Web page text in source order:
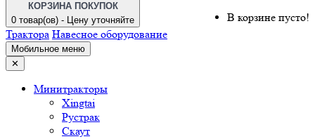
КОРЗИНА ПОКУПОК
0 товар(ов) - Цену уточняйте
В корзине пусто!
Трактора Навесное оборудование
Мобильное меню
✕
Минитракторы
Xingtai
Рустрак
Скаут